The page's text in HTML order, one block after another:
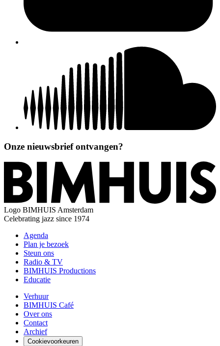
Onze nieuwsbrief ontvangen?
Logo BIMHUIS Amsterdam
Celebrating jazz since 1974
Agenda
Plan je bezoek
Steun ons
Radio & TV
BIMHUIS Productions
Educatie
Verhuur
BIMHUIS Café
Over ons
Contact
Archief
Cookievoorkeuren